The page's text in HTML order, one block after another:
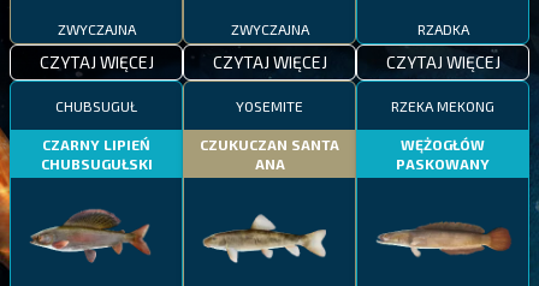
ZWYCZAJNA
CZYTAJ WIĘCEJ
ZWYCZAJNA
CZYTAJ WIĘCEJ
RZADKA
CZYTAJ WIĘCEJ
CHUBSUGUŁ
CZARNY LIPIEŃ
CHUBSUGUŁSKI
YOSEMITE
CZUKUCZAN SANTA
ANA
RZEKA MEKONG
WĘŻOGŁÓW
PASKOWANY